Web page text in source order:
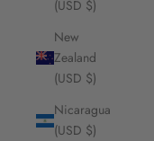
(USD $)
New
Zealand
(USD $)
Nicaragua
(USD $)